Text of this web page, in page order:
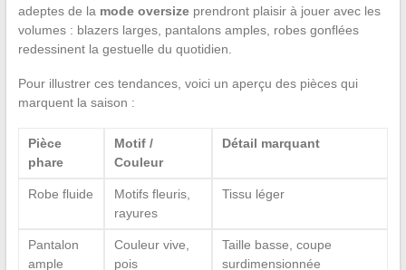
adeptes de la mode oversizeprendront plaisir à jouer avec les
volumes : blazers larges, pantalons amples, robes gonflées
redessinent la gestuelle du quotidien.
Pour illustrer ces tendances, voici un aperçu des pièces qui
marquent la saison :
Pièce
phare
Motif /
Couleur
Détail marquant
Robe fluide
Motifs fleuris,
rayures
Tissu léger
Pantalon
ample
Couleur vive,
pois
Taille basse, coupe
surdimensionnée